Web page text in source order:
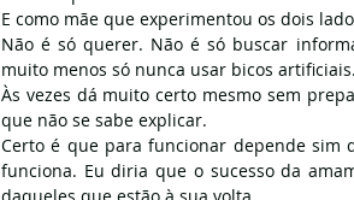
E como mãe que experimentou os dois
Não é só querer. Não é só buscar
muito menos só nunca usar bicos artificiais.
Às vezes dá muito certo mesmo sem
que não se sabe explicar.
Certo é que para funcionar depende sim
funciona. Eu diria que o sucesso da
daqueles que estão à sua volta.